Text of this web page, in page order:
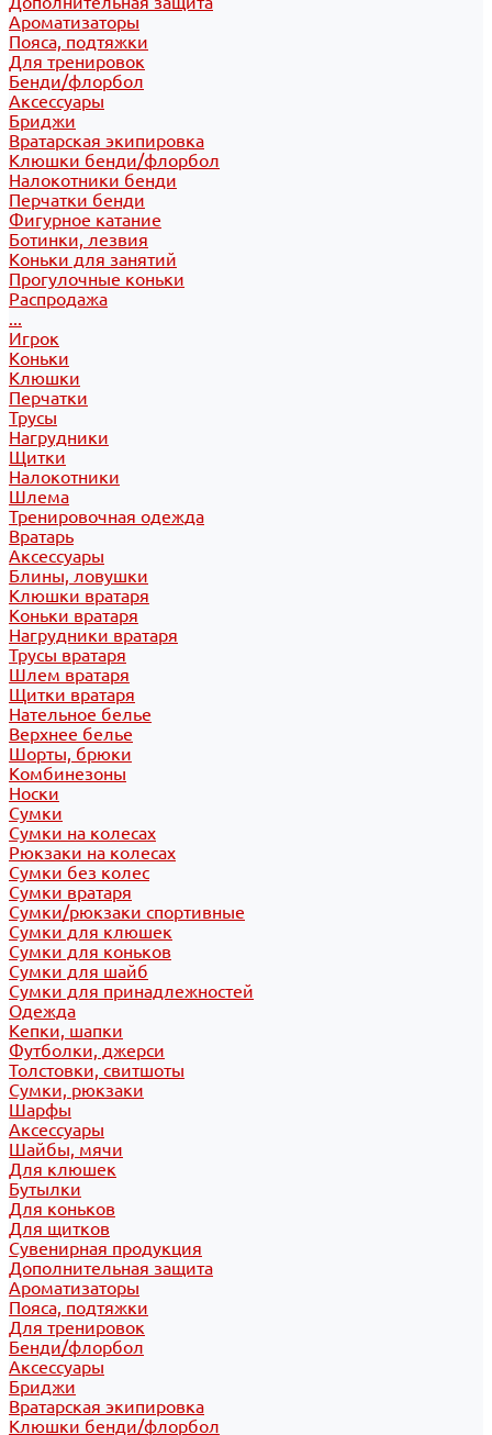
Ароматизаторы
Пояса, подтяжки
Для тренировок
Бенди/флорбол
Аксессуары
Бриджи
Вратарская экипировка
Клюшки бенди/флорбол
Налокотники бенди
Перчатки бенди
Фигурное катание
Ботинки, лезвия
Коньки для занятий
Прогулочные коньки
Распродажа
...
Игрок
Коньки
Клюшки
Перчатки
Трусы
Нагрудники
Щитки
Налокотники
Шлема
Тренировочная одежда
Вратарь
Аксессуары
Блины, ловушки
Клюшки вратаря
Коньки вратаря
Нагрудники вратаря
Трусы вратаря
Шлем вратаря
Щитки вратаря
Нательное белье
Верхнее белье
Шорты, брюки
Комбинезоны
Носки
Сумки
Сумки на колесах
Рюкзаки на колесах
Сумки без колес
Сумки вратаря
Сумки/рюкзаки спортивные
Сумки для клюшек
Сумки для коньков
Сумки для шайб
Сумки для принадлежностей
Одежда
Кепки, шапки
Футболки, джерси
Толстовки, свитшоты
Сумки, рюкзаки
Шарфы
Аксессуары
Шайбы, мячи
Для клюшек
Бутылки
Для коньков
Для щитков
Сувенирная продукция
Дополнительная защита
Ароматизаторы
Пояса, подтяжки
Для тренировок
Бенди/флорбол
Аксессуары
Бриджи
Вратарская экипировка
Клюшки бенди/флорбол